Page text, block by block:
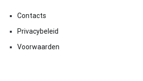
Contacts
Privacybeleid
Voorwaarden